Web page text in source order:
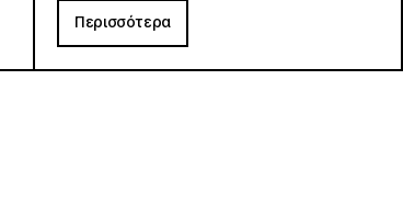
Περισσότερα